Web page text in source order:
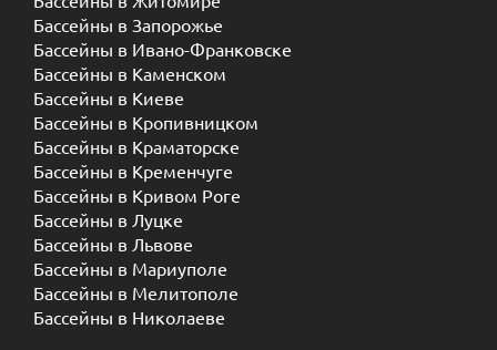
Бассейны в Запорожье
Бассейны в Ивано-Франковске
Бассейны в Каменском
Бассейны в Киеве
Бассейны в Кропивницком
Бассейны в Краматорске
Бассейны в Кременчуге
Бассейны в Кривом Роге
Бассейны в Луцке
Бассейны в Львове
Бассейны в Мариуполе
Бассейны в Мелитополе
Бассейны в Николаеве